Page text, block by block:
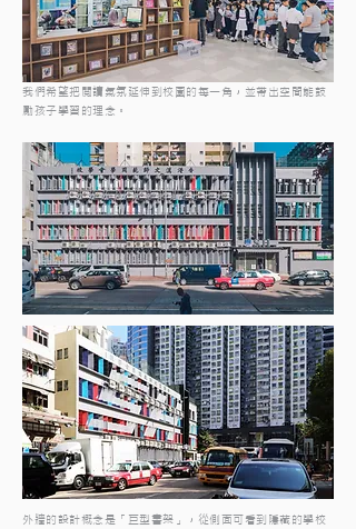
我們希望把閲讀氣氛延伸到校園的每一角，並帶出空間能鼓
勵孩子學習的理念。
外牆的設計概念是「巨型書架」，從側面可看到隱藏的學校